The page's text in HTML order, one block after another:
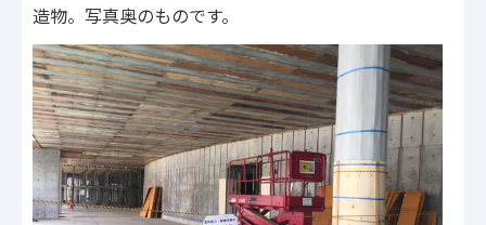
造物。写真奥のものです。